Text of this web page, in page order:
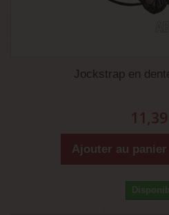
Jockstrap en
Ajouter au panier